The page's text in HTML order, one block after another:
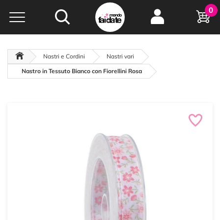
Hobby e
creatività...
oltre 15 anni online
0
Nastri e Cordini
Nastri vari
Nastro in Tessuto Bianco con Fiorellini Rosa